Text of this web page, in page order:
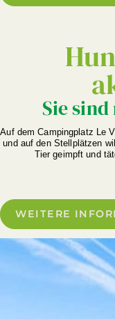
Sie
Auf dem Campingplatz Le
und auf den Stellplätzen
Tier geimpft und
WEITERE